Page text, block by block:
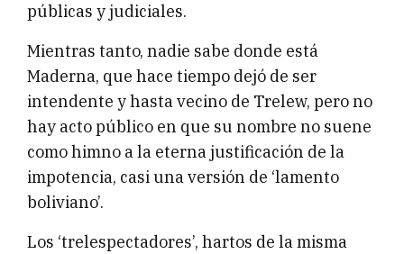
públicas y judiciales.
Mientras tanto, nadie sabe donde está
Maderna, que hace tiempo dejó de ser
intendente y hasta vecino de Trelew, pero no
hay acto público en que su nombre no suene
como himno a la eterna justificación de la
impotencia, casi una versión de ‘lamento
boliviano’.
Los ‘trelespectadores’, hartos de la misma